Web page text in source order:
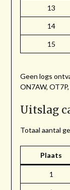
13
14
15
Geen logs
ON7AW,
Uitslag
Totaal aantal
Plaats
1